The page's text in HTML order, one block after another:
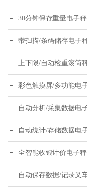
30分钟保存重量电子秤
带扫描/条码储存电子
上下限/自动检重滚筒
彩色触摸屏/多功能电
自动分析/采集数据电
自动统计/存储数据电
全智能收银计价电子秤
自动保存数据/记录叉